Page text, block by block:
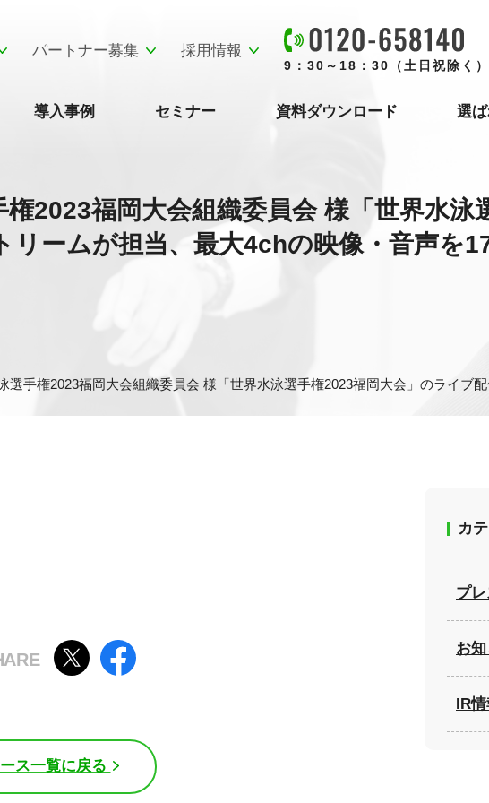
パートナー募集 採用情報
9：30～18：30（土日祝除く）
導入事例 セミナー 資料ダウンロード 選
2023福岡大会組織委員会 様「世界水泳
リームが担当、最大4chの映像・音声を
選手権2023福岡大会組織委員会 様「世界水泳選手権2023福岡大会」のライ
ス一覧に戻る
カ
プ
お
IR情